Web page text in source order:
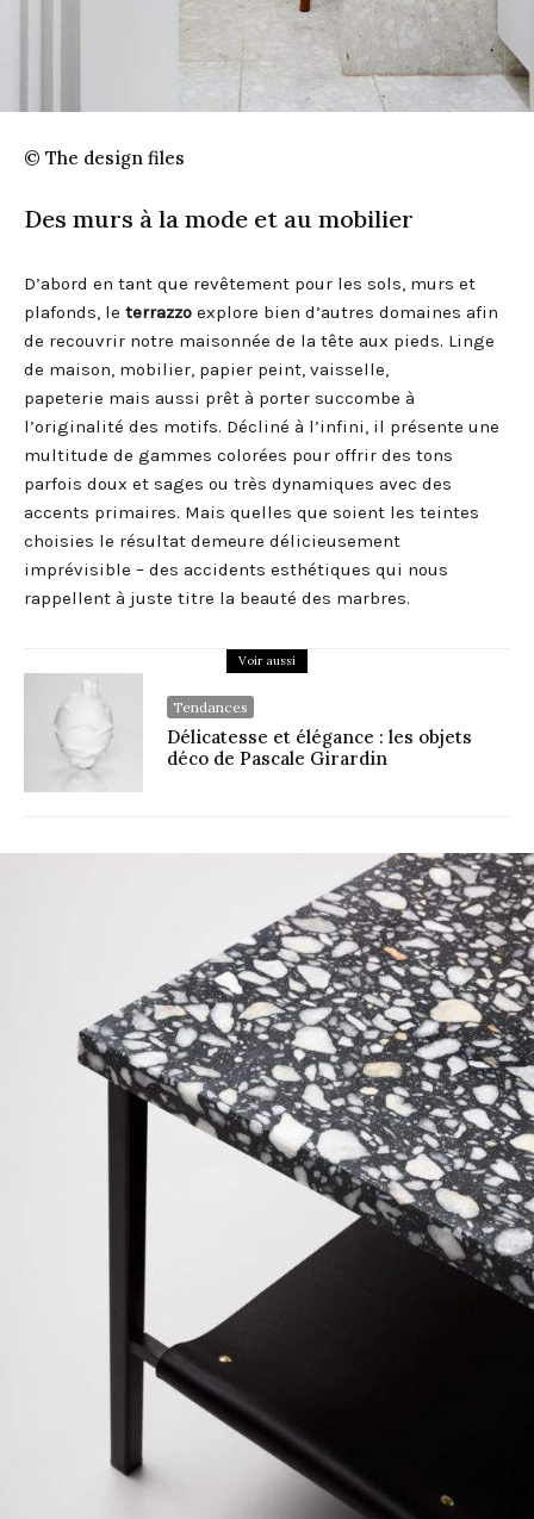
© The design files
Des murs à la mode et au mobilier
D’abord en tant que revêtement pour les sols, murs et
plafonds, le terrazzo explore bien d’autres domaines afin
de recouvrir notre maisonnée de la tête aux pieds. Linge
de maison, mobilier, papier peint, vaisselle,
papeterie mais aussi prêt à porter succombe à
l’originalité des motifs. Décliné à l’infini, il présente une
multitude de gammes colorées pour offrir des tons
parfois doux et sages ou très dynamiques avec des
accents primaires. Mais quelles que soient les teintes
choisies le résultat demeure délicieusement
imprévisible – des accidents esthétiques qui nous
rappellent à juste titre la beauté des marbres.
Voir aussi
Tendances
Délicatesse et élégance : les objets
déco de Pascale Girardin